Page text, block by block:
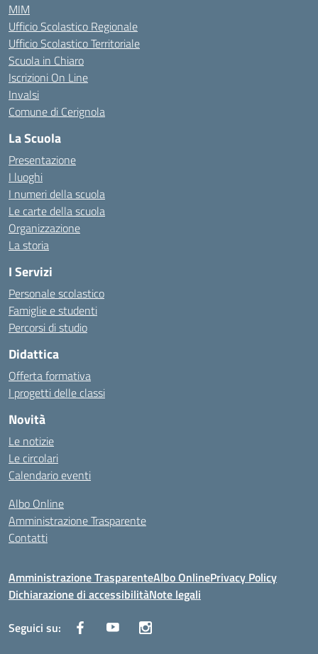
MIM
Ufficio Scolastico Regionale
Ufficio Scolastico Territoriale
Scuola in Chiaro
Iscrizioni On Line
Invalsi
Comune di Cerignola
La Scuola
Presentazione
I luoghi
I numeri della scuola
Le carte della scuola
Organizzazione
La storia
I Servizi
Personale scolastico
Famiglie e studenti
Percorsi di studio
Didattica
Offerta formativa
I progetti delle classi
Novità
Le notizie
Le circolari
Calendario eventi
Albo Online
Amministrazione Trasparente
Contatti
Amministrazione TrasparenteAlbo OnlinePrivacy Policy
Dichiarazione di accessibilitàNote legali
Seguici su: